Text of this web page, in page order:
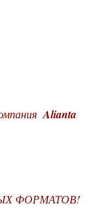
Alianta
ФОРМАТОВ!